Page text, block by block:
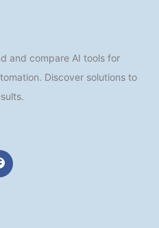
and compare AI tools for
Discover solutions to